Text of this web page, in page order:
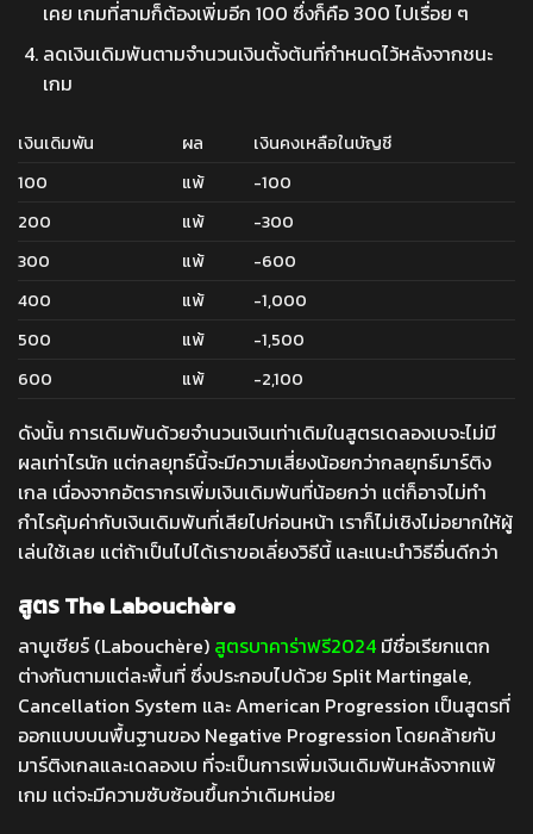
เคย เกมที่สามก็ต้องเพิ่มอีก 100 ซึ่งก็คือ 300 ไปเรื่อย ๆ
ลดเงินเดิมพันตามจำนวนเงินตั้งต้นที่กำหนดไว้หลังจากชนะ
เกม
เงินเดิมพัน ผล
เงินคงเหลือในบัญชี
100
แพ้
-100
200
แพ้
-300
300
แพ้
-600
400
แพ้
-1,000
500
แพ้
-1,500
600
แพ้ -2,100
ดังนั้น การเดิมพันด้วยจำนวนเงินเท่าเดิมในสูตรเดลองเบจะไม่มี
ผลเท่าไรนัก แต่กลยุทธ์นี้จะมีความเสี่ยงน้อยกว่ากลยุทธ์มาร์ติง
เกล เนื่องจากอัตรากรเพิ่มเงินเดิมพันที่น้อยกว่า แต่ก็อาจไม่ทำ
กำไรคุ้มค่ากับเงินเดิมพันที่เสียไปก่อนหน้า เราก็ไม่เชิงไม่อยากให้ผู้
เล่นใช้เลย แต่ถ้าเป็นไปได้เราขอเลี่ยงวิธีนี้ และแนะนำวิธีอื่นดีกว่า
สูตร The Labouchère
ลาบูเชียร์ (Labouchère) สูตรบาคาร่าฟรี2024 มีชื่อเรียกแตก
ต่างกันตามแต่ละพื้นที่ ซึ่งประกอบไปด้วย Split Martingale,
Cancellation System และ American Progression เป็นสูตรที่
ออกแบบบนพื้นฐานของ Negative Progression โดยคล้ายกับ
มาร์ติงเกลและเดลองเบ ที่จะเป็นการเพิ่มเงินเดิมพันหลังจากแพ้
เกม แต่จะมีความซับซ้อนขึ้นกว่าเดิมหน่อย